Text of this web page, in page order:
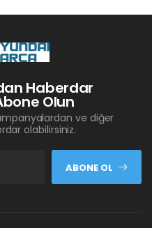
Haberdar
Olun
ve diğer
olabilirsiniz.
ABONE OL